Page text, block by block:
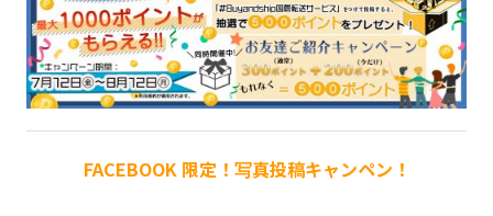
FACEBOOK 限定！写真投稿キャンペン！